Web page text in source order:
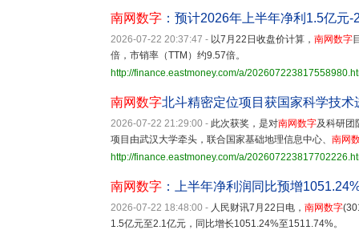
南网数字 ：预计2026年上半年净利1.5亿元-
2026-07-22 20:37:47 - 以7月22日收盘价计算， 南网数字
倍，市销率（TTM）约9.57倍。
http://finance.eastmoney.com/a/
南网数字北斗精密定位项目获国家科学技术
2026-07-22 21:29:00 - 此次获奖，是对南网数字及科研
项目由武汉大学牵头，联合国家基础地理信息中心、 南网
http://finance.eastmoney.com/a/
南网数字 ：上半年净利润同比预增
2026-07-22 18:48:00 - 人民财讯7月22日电， 南网数字
1.5亿元至2.1亿元，同比增长1051.24%至1511.74%。